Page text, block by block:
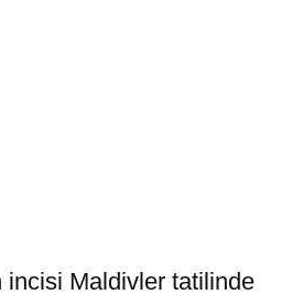
incisi Maldivler tatilinde